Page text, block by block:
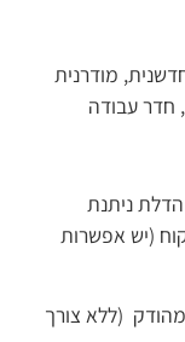
מודרנית
חדר עבודה
ניתנת
(יש אפשרות
(ללא צורך